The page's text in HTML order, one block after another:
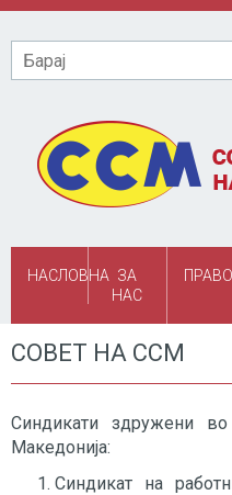
Skip to main content
Барај
НАСЛОВНА ЗА
НАС
ПРАВО
СОВЕТ НА ССМ
Синдикати здружени
Македонија:
Синдикат на